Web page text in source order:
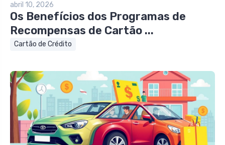
abril 10, 2026
Os Benefícios dos Programas de
Recompensas de Cartão ...
Cartão de Crédito